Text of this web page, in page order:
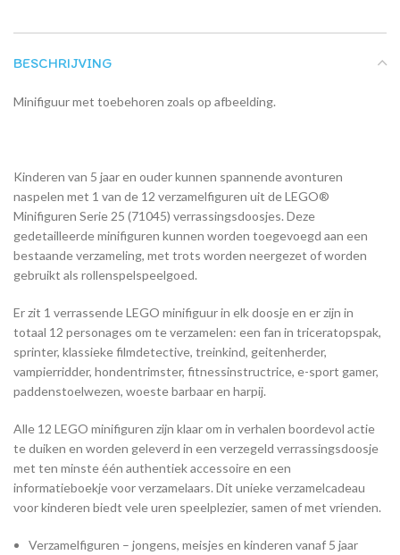
BESCHRIJVING
Minifiguur met toebehoren zoals op afbeelding.
Kinderen van 5 jaar en ouder kunnen spannende avonturen
naspelen met 1 van de 12 verzamelfiguren uit de LEGO®
Minifiguren Serie 25 (71045) verrassingsdoosjes. Deze
gedetailleerde minifiguren kunnen worden toegevoegd aan een
bestaande verzameling, met trots worden neergezet of worden
gebruikt als rollenspelspeelgoed.
Er zit 1 verrassende LEGO minifiguur in elk doosje en er zijn in
totaal 12 personages om te verzamelen: een fan in triceratopspak,
sprinter, klassieke filmdetective, treinkind, geitenherder,
vampierridder, hondentrimster, fitnessinstructrice, e-sport gamer,
paddenstoelwezen, woeste barbaar en harpij.
Alle 12 LEGO minifiguren zijn klaar om in verhalen boordevol actie
te duiken en worden geleverd in een verzegeld verrassingsdoosje
met ten minste één authentiek accessoire en een
informatieboekje voor verzamelaars. Dit unieke verzamelcadeau
voor kinderen biedt vele uren speelplezier, samen of met vrienden.
Verzamelfiguren – jongens, meisjes en kinderen vanaf 5 jaar